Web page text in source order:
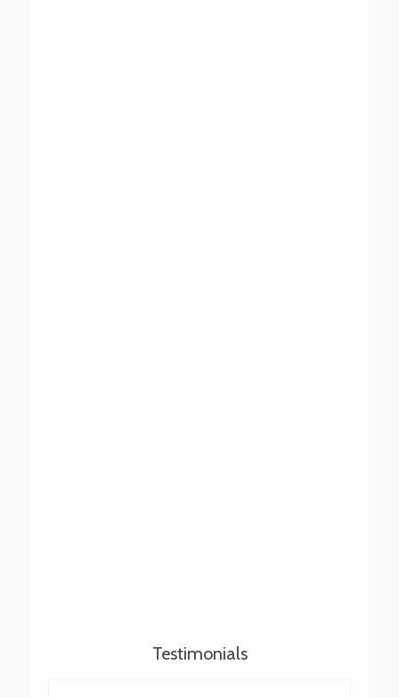
Testimonials